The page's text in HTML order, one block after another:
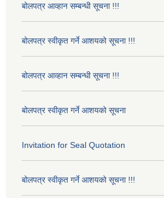
बोलपत्र आव्हान सम्बन्धी सूचना !!!
बोलपत्र स्वीकृत गर्ने आशयको सूचना !!!
बोलपत्र आव्हान सम्बन्धी सूचना !!!
बोलपत्र स्वीकृत गर्ने आशयको सूचना
Invitation for Seal Quotation
बोलपत्र स्वीकृत गर्ने आशयको सूचना !!!